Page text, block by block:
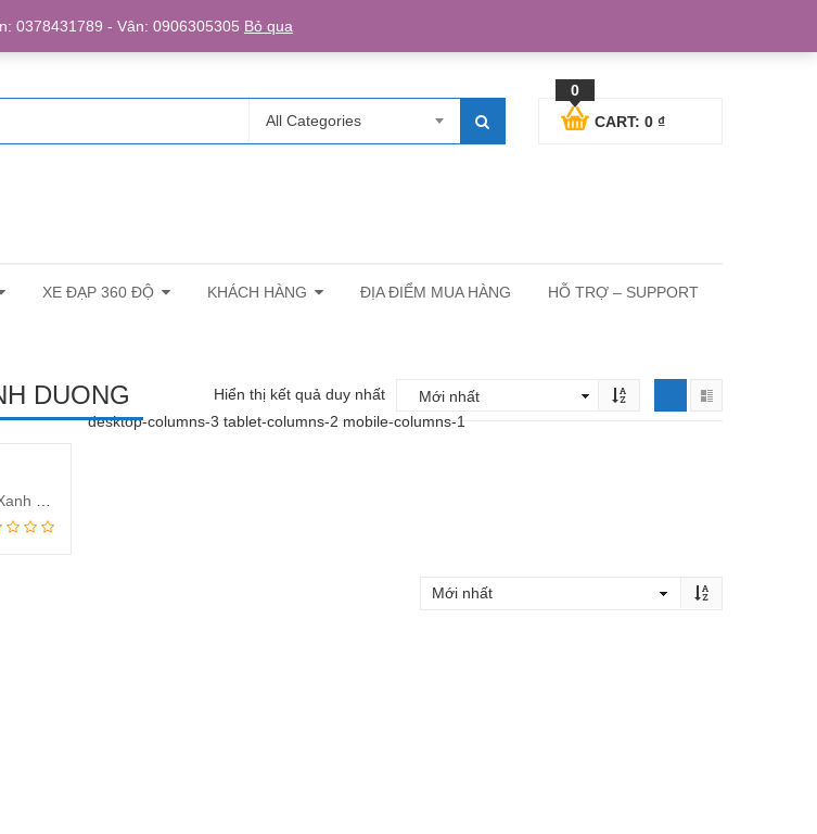
Login/Register
All Categories
0
CART: 0 ₫
XE ĐẠP 360 ĐỘ KHÁCH HÀNG ĐỊA ĐIỂM MUA HÀNG HỖ TRỢ – SUPPORT
DUONG
Hiển thị kết quả duy nhất
desktop-columns-3 tablet-columns-2 mobile-columns-1
0378431789 - Vân: 0906305305 Bỏ qua